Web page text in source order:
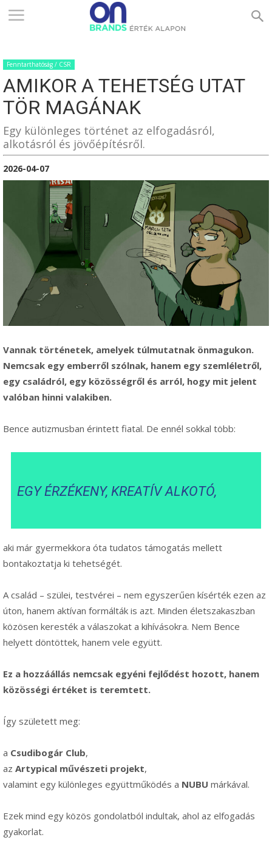
ONBRANDS
–
ALAPON
Fenntarthatóság / CSR
AMIKOR A TEHETSÉG UTAT
TÖR MAGÁNAK
Egy különleges történet az elfogadásról,
alkotásról és jövőépítésről.
2026-04-07
Vannak történetek, amelyek túlmutatnak önmagukon.
Nemcsak egy emberről szólnak, hanem egy szemléletről,
egy családról, egy közösségről és arról, hogy mit jelent
valóban hinni valakiben.
Bence autizmusban érintett fiatal. De ennél sokkal több:
EGY ÉRZÉKENY, KREATÍV ALKOTÓ,
aki már gyermekkora óta tudatos támogatás mellett
bontakoztatja ki tehetségét.
A család – szülei, testvérei – nem egyszerűen kísérték ezen az
úton, hanem aktívan formálták is azt. Minden életszakaszban
közösen keresték a válaszokat a kihívásokra. Nem Bence
helyett döntöttek, hanem vele együtt.
Ez a hozzáállás nemcsak egyéni fejlődést hozott, hanem
közösségi értéket is teremtett.
Így született meg:
a Csudibogár Club,
az Artypical művészeti projekt,
valamint egy különleges együttműködés a NUBU márkával.
Ezek mind egy közös gondolatból indultak, ahol az elfogadás
gyakorlat.